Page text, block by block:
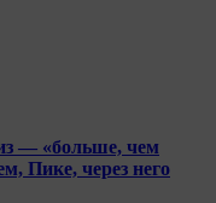
— «больше, чем
Пике, через него